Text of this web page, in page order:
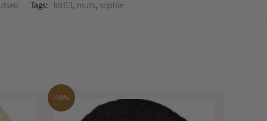
Tags: lot83, muts, sophie
-50%